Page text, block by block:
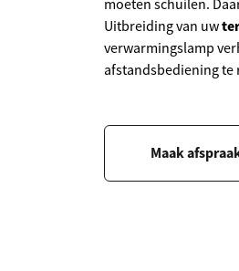
moeten schuilen.
Uitbreiding van uw
verwarmingslamp
afstandsbediening te
Maak